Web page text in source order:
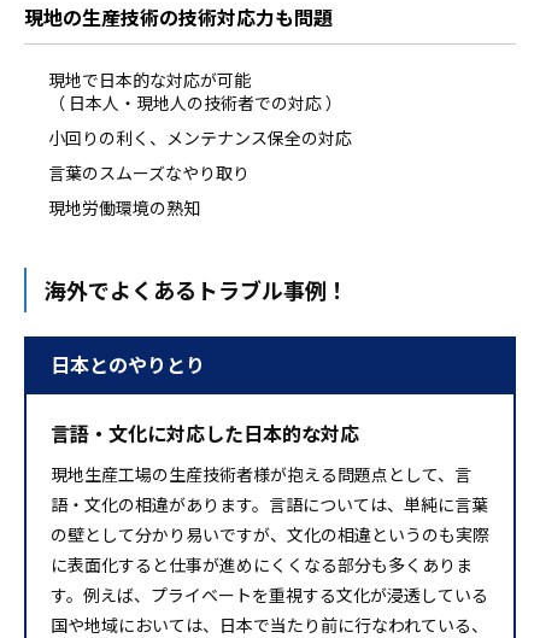
現地の生産技術の技術対応力も問題
現地で日本的な対応が可能
（ 日本人・現地人の技術者での対応 ）
小回りの利く、メンテナンス保全の対応
言葉のスムーズなやり取り
現地労働環境の熟知
海外でよくあるトラブル事例！
日本とのやりとり
言語・文化に対応した日本的な対応
現地生産工場の生産技術者様が抱える問題点として、言
語・文化の相違があります。言語については、単純に言葉
の壁として分かり易いですが、文化の相違というのも実際
に表面化すると仕事が進めにくくなる部分も多くありま
す。例えば、プライベートを重視する文化が浸透している
国や地域においては、日本で当たり前に行なわれている、